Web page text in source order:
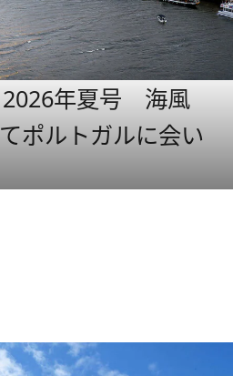
2026年夏号 海風
ポルトガルに会い